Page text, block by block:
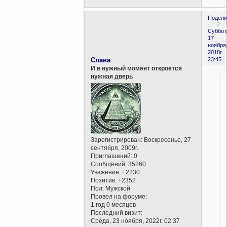
2
17
ноября,
2018г.
23:45
Слава
И в нужный момент откроется
нужная дверь
Зарегистрирован: Воскресенье, 27
сентября, 2009г.
Приглашений: 0
Сообщений: 35260
Уважение: +2230
Позитив: +2352
Пол: Мужской
Провел на форуме:
1 год 0 месяцев
Последний визит:
Среда, 23 ноября, 2022г. 02:37